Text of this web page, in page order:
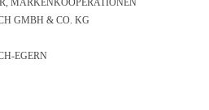
MARKENKOOPERATIONEN
GMBH & CO. KG
EGERN